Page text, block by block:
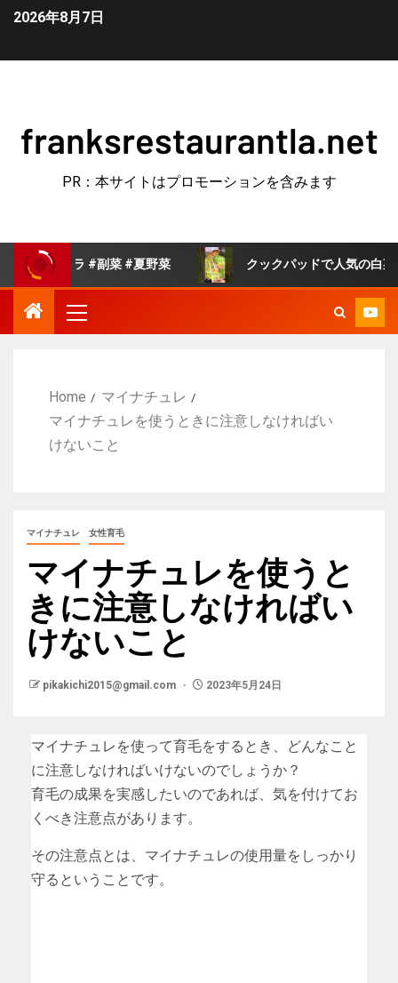
2026年8月7日
franksrestaurantla.net
PR：本サイトはプロモーションを含みます
クラ #副菜 #夏野菜 クックパッドで人気の白菜の旨煮
Home
マイナチュレ
マイナチュレを使うときに注意しなければい
けないこと
マイナチュレ 女性育毛
マイナチュレを使うと
きに注意しなければい
けないこと
pikakichi2015@gmail.com 2023年5月24日
マイナチュレを使って育毛をするとき、どんなこと
に注意しなければいけないのでしょうか？
育毛の成果を実感したいのであれば、気を付けてお
くべき注意点があります。
その注意点とは、マイナチュレの使用量をしっかり
守るということです。